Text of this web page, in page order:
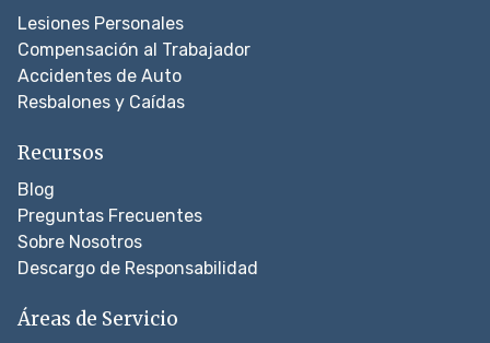
Lesiones Personales
Compensación al Trabajador
Accidentes de Auto
Resbalones y Caídas
Recursos
Blog
Preguntas Frecuentes
Sobre Nosotros
Descargo de Responsabilidad
Áreas de Servicio